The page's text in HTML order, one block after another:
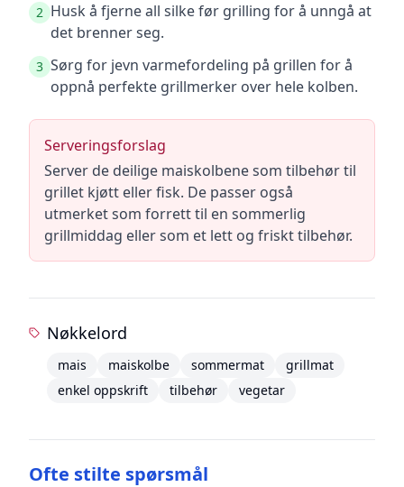
2 Husk å fjerne all silke før grilling for å unngå at
det brenner seg.
3 Sørg for jevn varmefordeling på grillen for å
oppnå perfekte grillmerker over hele kolben.
Serveringsforslag
Server de deilige maiskolbene som tilbehør til
grillet kjøtt eller fisk. De passer også
utmerket som forrett til en sommerlig
grillmiddag eller som et lett og friskt tilbehør.
Nøkkelord
mais maiskolbe sommermat
grillmat
enkel oppskrift
tilbehør vegetar
Ofte stilte spørsmål